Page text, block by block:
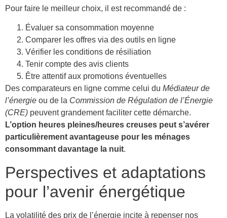
Pour faire le meilleur choix, il est recommandé de :
Évaluer sa consommation moyenne
Comparer les offres via des outils en ligne
Vérifier les conditions de résiliation
Tenir compte des avis clients
Être attentif aux promotions éventuelles
Des comparateurs en ligne comme celui du Médiateur de
l’énergie ou de la Commission de Régulation de l’Énergie
(CRE) peuvent grandement faciliter cette démarche.
L’option heures pleines/heures creuses peut s’avérer
particulièrement avantageuse pour les ménages
consommant davantage la nuit.
Perspectives et adaptations
pour l’avenir énergétique
La volatilité des prix de l’énergie incite à repenser nos